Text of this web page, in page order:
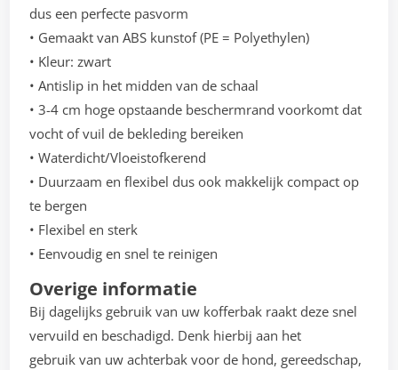
dus een perfecte pasvorm
• Gemaakt van ABS kunstof (PE = Polyethylen)
• Kleur: zwart
• Antislip in het midden van de schaal
• 3-4 cm hoge opstaande beschermrand voorkomt dat
vocht of vuil de bekleding bereiken
• Waterdicht/Vloeistofkerend
• Duurzaam en flexibel dus ook makkelijk compact op
te bergen
• Flexibel en sterk
• Eenvoudig en snel te reinigen
Overige informatie
Bij dagelijks gebruik van uw kofferbak raakt deze snel
vervuild en beschadigd. Denk hierbij aan het
gebruik van uw achterbak voor de hond, gereedschap,